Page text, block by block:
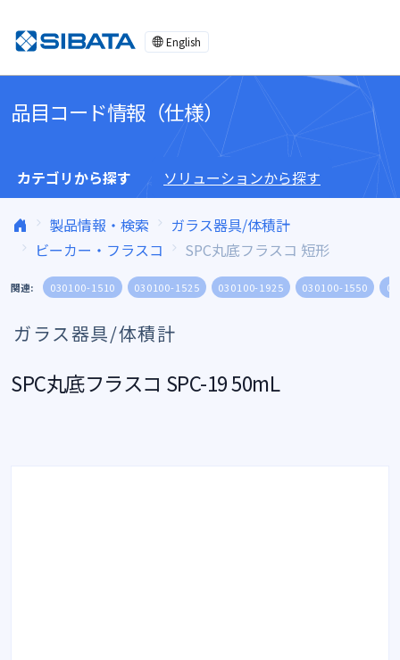
English
品目コード情報（仕様）
カテゴリから探す ソリューションから探す
製品情報・検索
ガラス器具/体積計
ビーカー・フラスコ
SPC丸底フラスコ 短形
関連: 030100-1510 030100-1525 030100-1925 030100-1550
ガラス器具/体積計
SPC丸底フラスコ SPC-19 50mL